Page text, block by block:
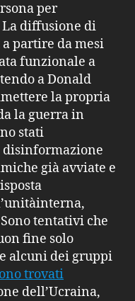
per
diffusione di
partire da mesi
funzionale a
a Donald
la propria
la guerra in
stati
già avviate e
tentativi che
fine solo
alcuni dei gruppi
trovati
dell’Ucraina,